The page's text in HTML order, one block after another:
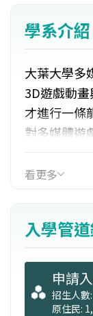
學系介紹
大葉大學多
3D遊戲動
才進行一條
對多媒體遊
域做一完整
習。學生畢
動漫創作、
藏、行動應
看更多
入學管
申請
招生人數
原住民: